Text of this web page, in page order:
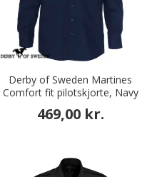
Derby of Sweden Martines
Comfort fit pilotskjorte, Navy
469,00 kr.